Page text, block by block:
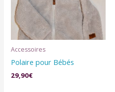
Accessoires
Polaire pour Bébés
29,90€